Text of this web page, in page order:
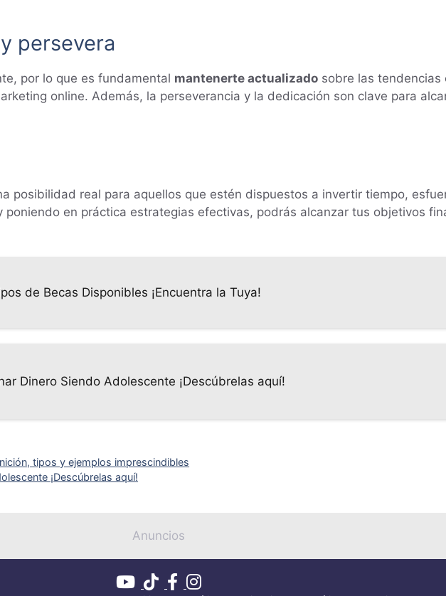
persevera
por lo que es fundamental mantenerte actualizado sobre las tendencias
online. Además, la perseverancia y la dedicación son clave para
posibilidad real para aquellos que estén dispuestos a invertir tiempo,
poniendo en práctica estrategias efectivas, podrás alcanzar tus objetivos
de Becas Disponibles ¡Encuentra la Tuya!
Dinero Siendo Adolescente ¡Descúbrelas aquí!
tipos y ejemplos imprescindibles
¡Descúbrelas aquí!
Anuncios